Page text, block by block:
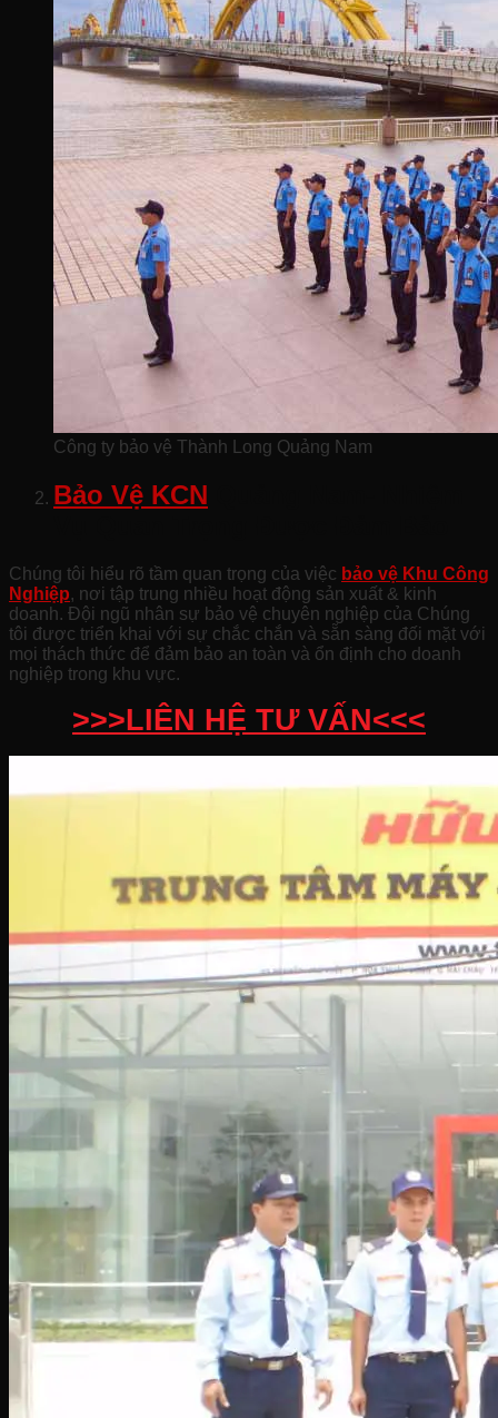
Công ty bảo vệ Thành Long Quảng Nam
Bảo Vệ KCN
Chúng tôi hiểu rõ tầm quan trọng của việc bảo vệ Khu Công
Nghiệp, nơi tập trung nhiều hoạt động sản xuất & kinh
doanh. Đội ngũ nhân sự bảo vệ chuyên nghiệp của Chúng
tôi được triển khai với sự chắc chắn và sẵn sàng đối mặt với
mọi thách thức để đảm bảo an toàn và ổn định cho doanh
nghiệp trong khu vực.
>>>LIÊN HỆ TƯ VẤN<<<